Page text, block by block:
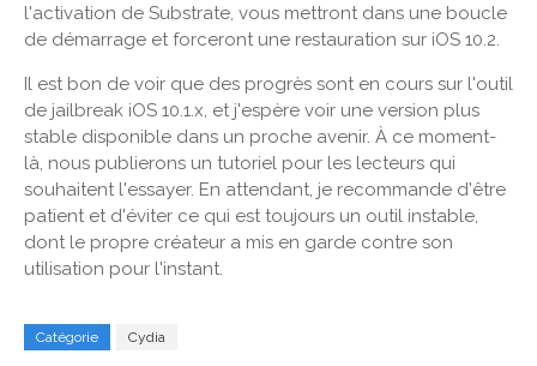
l'activation de Substrate, vous mettront dans une boucle
de démarrage et forceront une restauration sur iOS 10.2.
Il est bon de voir que des progrès sont en cours sur l'outil
de jailbreak iOS 10.1.x, et j'espère voir une version plus
stable disponible dans un proche avenir. À ce moment-
là, nous publierons un tutoriel pour les lecteurs qui
souhaitent l'essayer. En attendant, je recommande d'être
patient et d'éviter ce qui est toujours un outil instable,
dont le propre créateur a mis en garde contre son
utilisation pour l'instant.
Catégorie Cydia